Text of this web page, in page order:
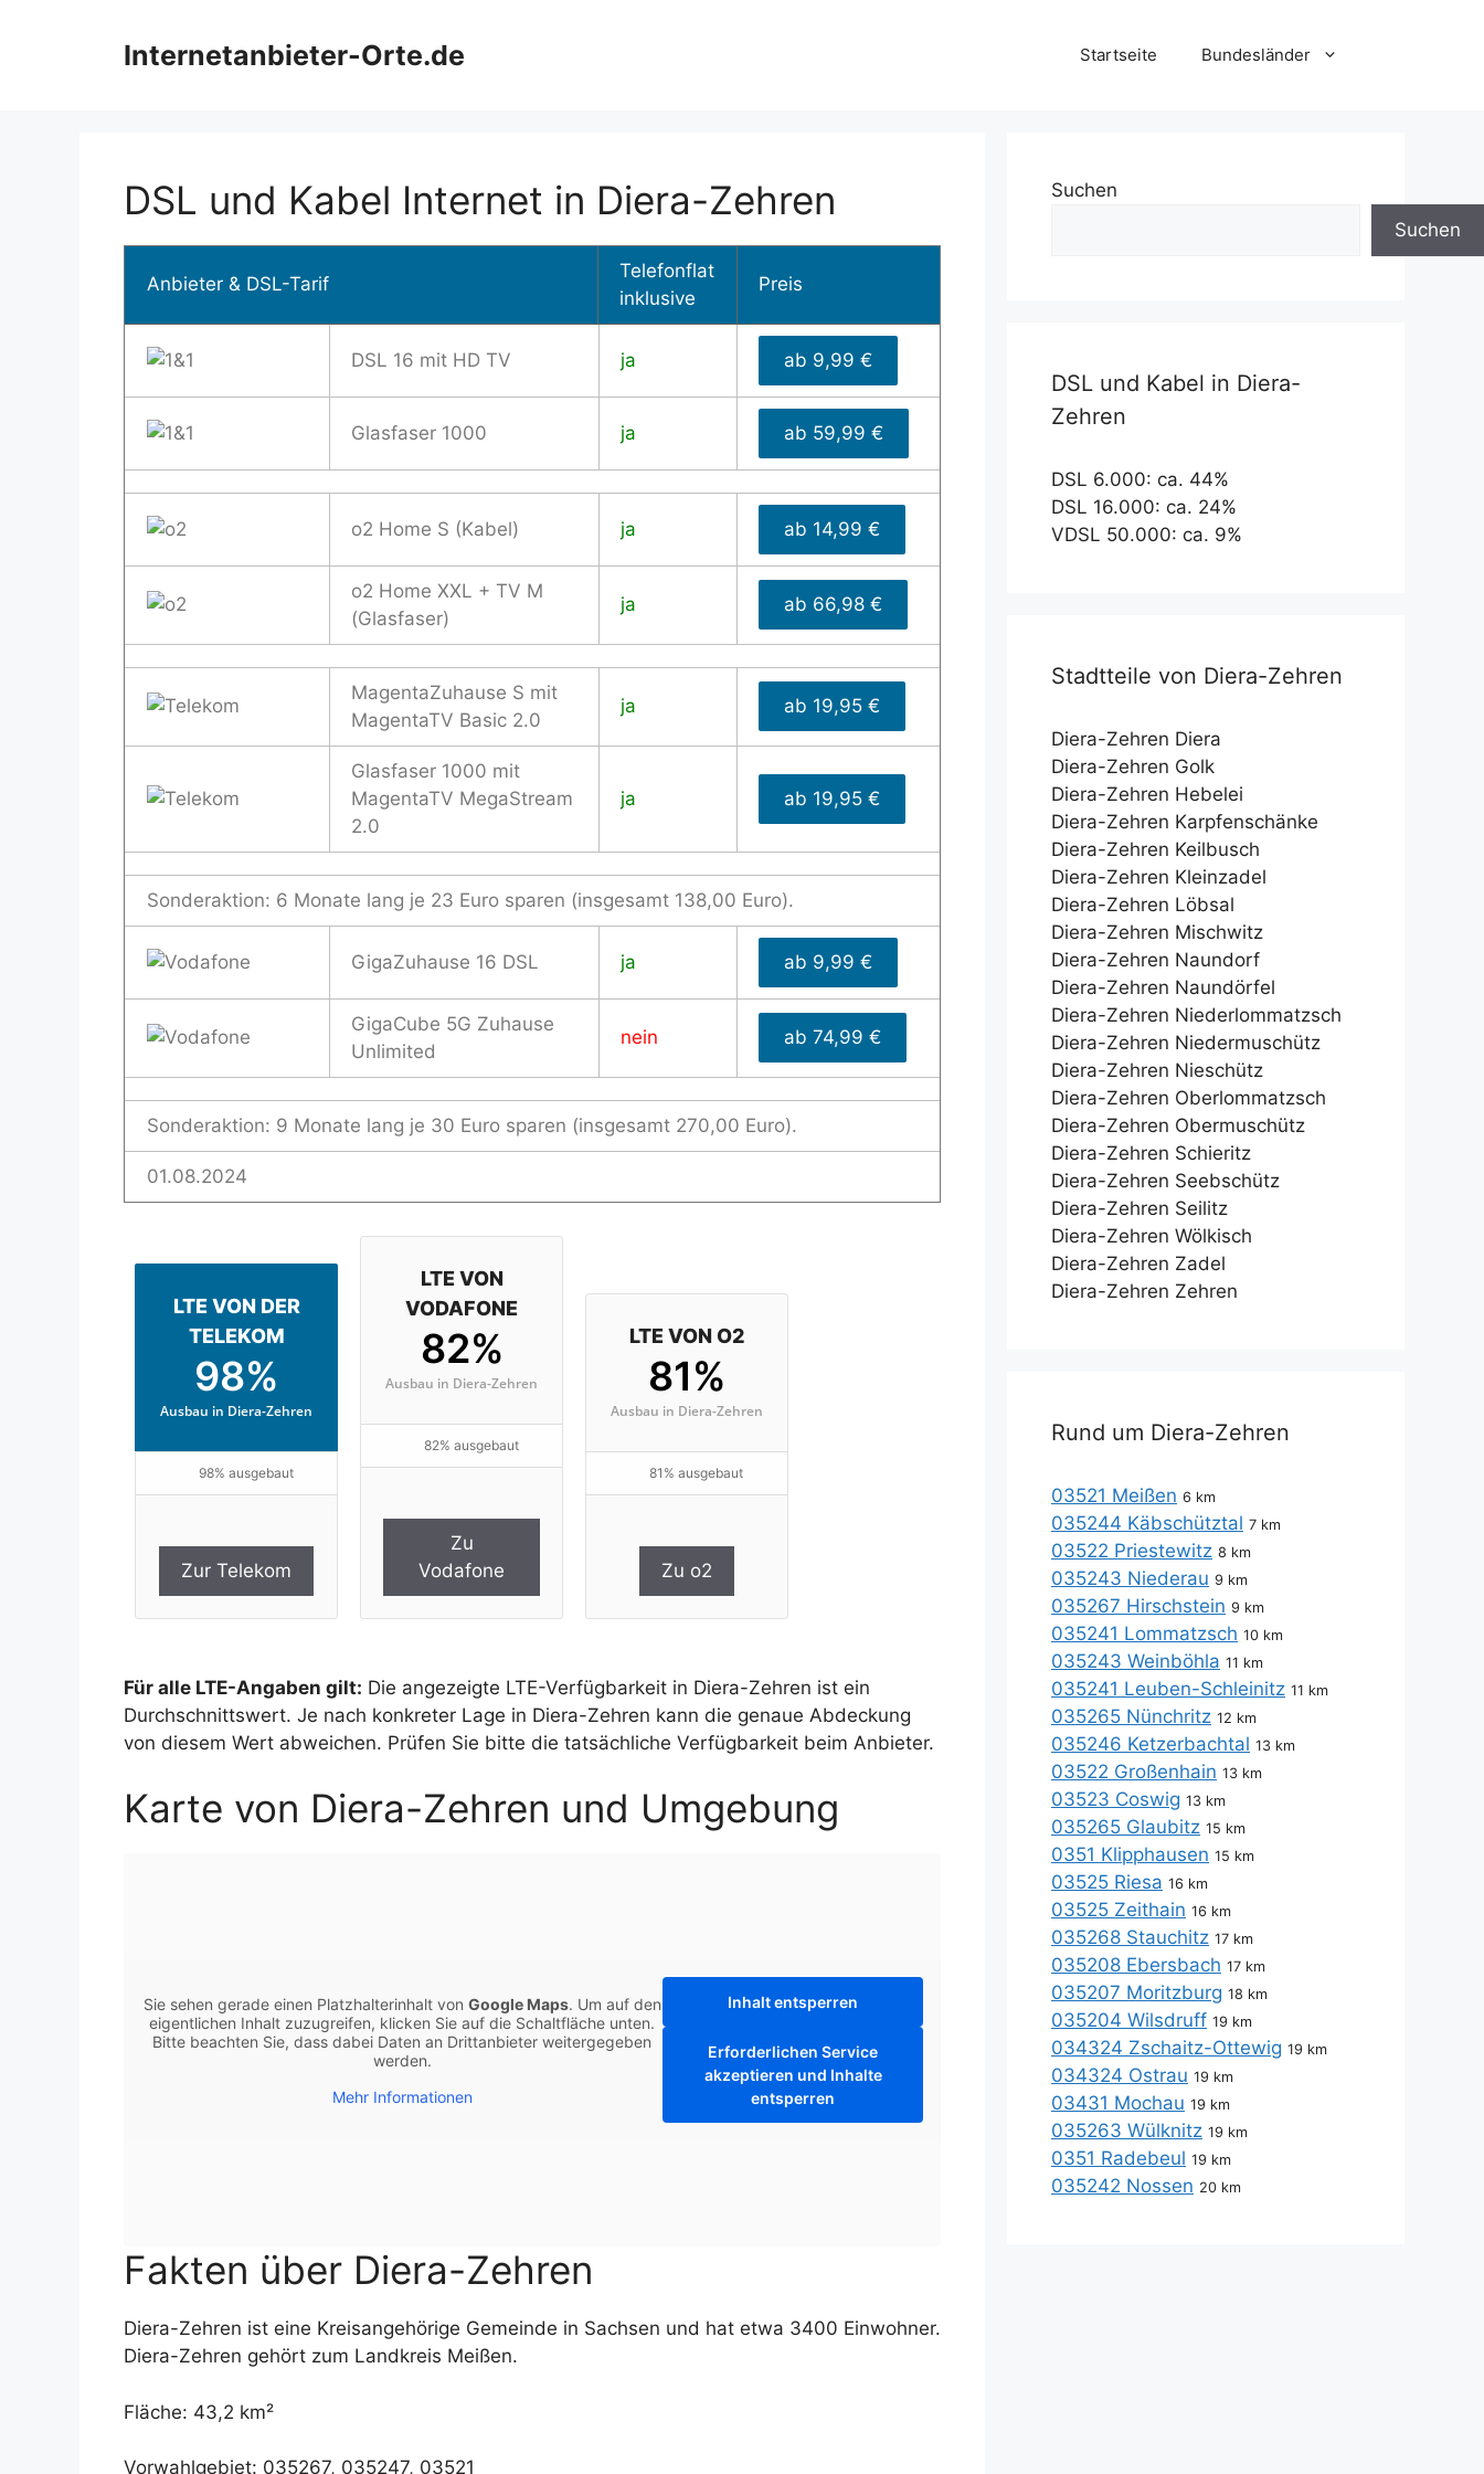
Internetanbieter-Orte.de Startseite Bundesländer
DSL und Kabel Internet in Diera-Zehren
Anbieter & DSL-Tarif
Telefonflat
inklusive
Preis
DSL 16 mit HD TV ja ab 9,99 €
Glasfaser 1000 ja ab 59,99 €
o2 Home S (Kabel) ja ab 14,99 €
o2 Home XXL + TV M
(Glasfaser)
ja ab 66,98 €
MagentaZuhause S mit
MagentaTV Basic 2.0
ja ab 19,95 €
Glasfaser 1000 mit
MagentaTV MegaStream
2.0
ja ab 19,95 €
Sonderaktion: 6 Monate lang je 23 Euro sparen (insgesamt 138,00 Euro).
GigaZuhause 16 DSL ja ab 9,99 €
GigaCube 5G Zuhause
Unlimited
nein ab 74,99 €
Sonderaktion: 9 Monate lang je 30 Euro sparen (insgesamt 270,00 Euro).
01.08.2024
LTE VON DER
TELEKOM
98%
Ausbau in Diera-Zehren
98% ausgebaut
Zur Telekom
LTE VON
VODAFONE
82%
Ausbau in Diera-Zehren
82% ausgebaut
Zu
Vodafone
LTE VON O2
81%
Ausbau in Diera-Zehren
81% ausgebaut
Zu o2
Für alle LTE-Angaben gilt: Die angezeigte LTE-Verfügbarkeit in Diera-Zehren ist ein
Durchschnittswert. Je nach konkreter Lage in Diera-Zehren kann die genaue Abdeckung
von diesem Wert abweichen. Prüfen Sie bitte die tatsächliche Verfügbarkeit beim Anbieter.
Karte von Diera-Zehren und Umgebung
Sie sehen gerade einen Platzhalterinhalt von Google Maps. Um auf den
eigentlichen Inhalt zuzugreifen, klicken Sie auf die Schaltfläche unten.
Bitte beachten Sie, dass dabei Daten an Drittanbieter weitergegeben
werden.
Mehr Informationen
Inhalt entsperren
Erforderlichen Service
akzeptieren und Inhalte
entsperren
Fakten über Diera-Zehren
Diera-Zehren ist eine Kreisangehörige Gemeinde in Sachsen und hat etwa 3400 Einwohner.
Diera-Zehren gehört zum Landkreis Meißen.
Fläche: 43,2 km²
Vorwahlgebiet: 035267, 035247, 03521
Suchen
Suchen
DSL und Kabel in Diera-
Zehren
DSL 6.000: ca. 44%
DSL 16.000: ca. 24%
VDSL 50.000: ca. 9%
Stadtteile von Diera-Zehren
Diera-Zehren Diera
Diera-Zehren Golk
Diera-Zehren Hebelei
Diera-Zehren Karpfenschänke
Diera-Zehren Keilbusch
Diera-Zehren Kleinzadel
Diera-Zehren Löbsal
Diera-Zehren Mischwitz
Diera-Zehren Naundorf
Diera-Zehren Naundörfel
Diera-Zehren Niederlommatzsch
Diera-Zehren Niedermuschütz
Diera-Zehren Nieschütz
Diera-Zehren Oberlommatzsch
Diera-Zehren Obermuschütz
Diera-Zehren Schieritz
Diera-Zehren Seebschütz
Diera-Zehren Seilitz
Diera-Zehren Wölkisch
Diera-Zehren Zadel
Diera-Zehren Zehren
Rund um Diera-Zehren
03521 Meißen 6 km
035244 Käbschütztal 7 km
03522 Priestewitz 8 km
035243 Niederau 9 km
035267 Hirschstein 9 km
035241 Lommatzsch 10 km
035243 Weinböhla 11 km
035241 Leuben-Schleinitz 11 km
035265 Nünchritz 12 km
035246 Ketzerbachtal 13 km
03522 Großenhain 13 km
03523 Coswig 13 km
035265 Glaubitz 15 km
0351 Klipphausen 15 km
03525 Riesa 16 km
03525 Zeithain 16 km
035268 Stauchitz 17 km
035208 Ebersbach 17 km
035207 Moritzburg 18 km
035204 Wilsdruff 19 km
034324 Zschaitz-Ottewig 19 km
034324 Ostrau 19 km
03431 Mochau 19 km
035263 Wülknitz 19 km
0351 Radebeul 19 km
035242 Nossen 20 km